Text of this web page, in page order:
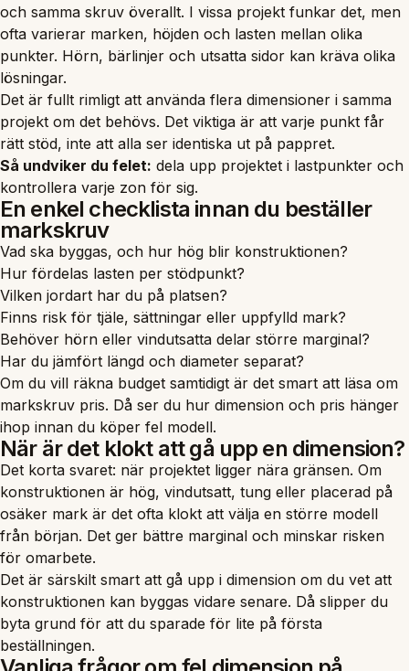
och samma skruv överallt. I vissa projekt funkar det, men
ofta varierar marken, höjden och lasten mellan olika
punkter. Hörn, bärlinjer och utsatta sidor kan kräva olika
lösningar.
Det är fullt rimligt att använda flera dimensioner i samma
projekt om det behövs. Det viktiga är att varje punkt får
rätt stöd, inte att alla ser identiska ut på pappret.
Så undviker du felet: dela upp projektet i lastpunkter och
kontrollera varje zon för sig.
En enkel checklista innan du beställer
markskruv
Vad ska byggas, och hur hög blir konstruktionen?
Hur fördelas lasten per stödpunkt?
Vilken jordart har du på platsen?
Finns risk för tjäle, sättningar eller uppfylld mark?
Behöver hörn eller vindutsatta delar större marginal?
Har du jämfört längd och diameter separat?
Om du vill räkna budget samtidigt är det smart att läsa om
markskruv pris. Då ser du hur dimension och pris hänger
ihop innan du köper fel modell.
När är det klokt att gå upp en dimension?
Det korta svaret: när projektet ligger nära gränsen. Om
konstruktionen är hög, vindutsatt, tung eller placerad på
osäker mark är det ofta klokt att välja en större modell
från början. Det ger bättre marginal och minskar risken
för omarbete.
Det är särskilt smart att gå upp i dimension om du vet att
konstruktionen kan byggas vidare senare. Då slipper du
byta grund för att du sparade för lite på första
beställningen.